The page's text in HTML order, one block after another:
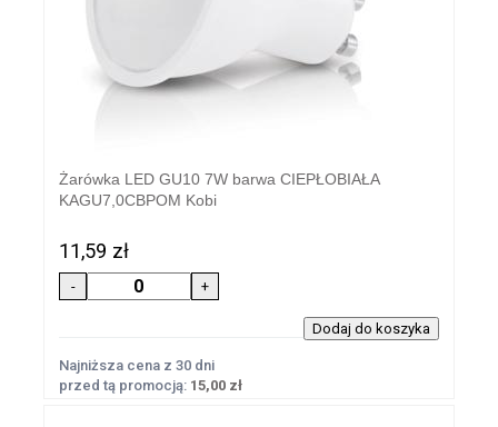
Żarówka LED GU10 7W barwa CIEPŁOBIAŁA
KAGU7,0CBPOM Kobi
11,59 zł
Najniższa cena z 30 dni
przed tą promocją: 15,00 zł